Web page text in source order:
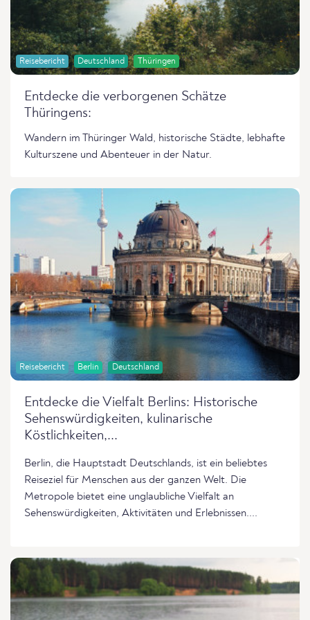
Reisebericht Deutschland Thüringen
Entdecke die verborgenen Schätze
Thüringens:
Wandern im Thüringer Wald, historische Städte, lebhafte
Kulturszene und Abenteuer in der Natur.
Reisebericht Berlin Deutschland
Entdecke die Vielfalt Berlins: Historische
Sehenswürdigkeiten, kulinarische
Köstlichkeiten,...
Berlin, die Hauptstadt Deutschlands, ist ein beliebtes
Reiseziel für Menschen aus der ganzen Welt. Die
Metropole bietet eine unglaubliche Vielfalt an
Sehenswürdigkeiten, Aktivitäten und Erlebnissen....